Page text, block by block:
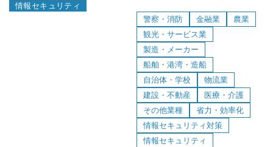
情報セキュリティ
警察・消防 金融業
農業
観光・サービス業
製造・メーカー
船舶・港湾・造船
自治体・学校
物流業
建設・不動産
医療・介護
その他業種
省力・効率化
情報セキュリティ対策
情報セキュリティ